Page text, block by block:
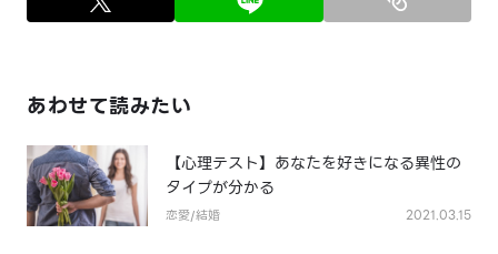
あわせて読みたい
【心理テスト】あなたを好きになる異性の
タイプが分かる
恋愛/結婚 2021.03.15